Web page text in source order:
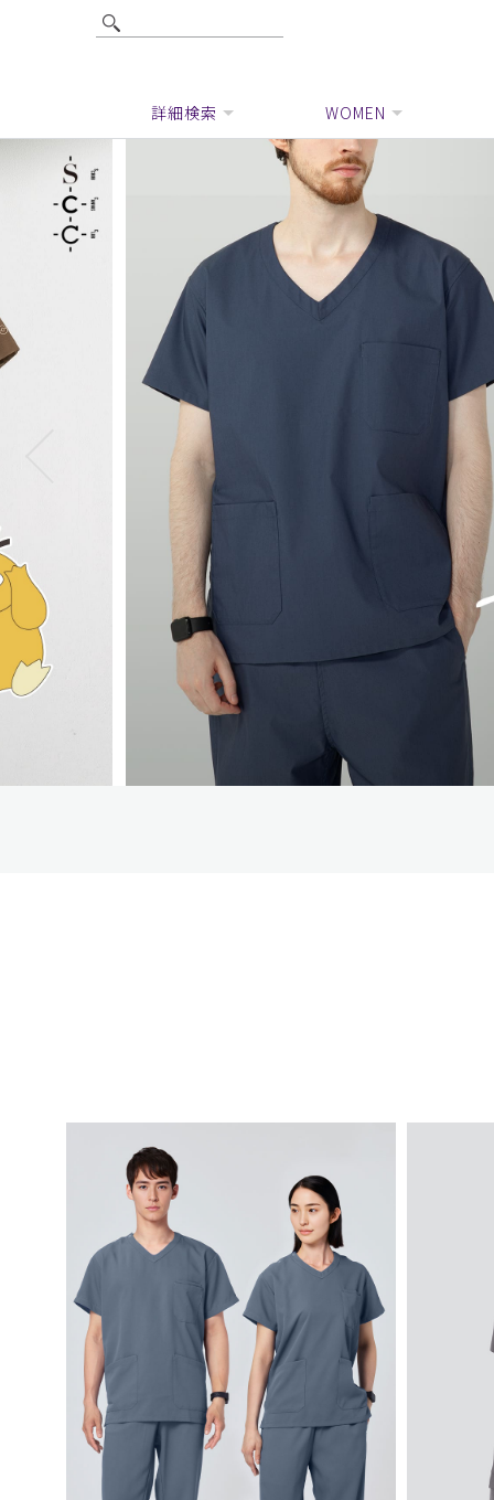
詳細検索 WOMEN